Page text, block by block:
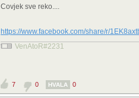
Covjek sve reko....
https://www.facebook.com/share/r/
VenAtoR#2231
7 0 HVALA 0